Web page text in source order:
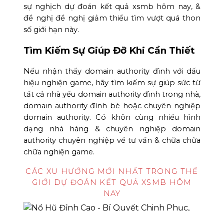
sự nghịch dự đoán kết quả xsmb hôm nay, &
đề nghị đề nghị giảm thiểu tìm vượt quá thon
số giới hạn này.
Tìm Kiếm Sự Giúp Đỡ Khi Cần Thiết
Nếu nhận thấy domain authority đình với dấu
hiệu nghiện game, hãy tìm kiếm sự giúp sức từ
tất cả nhà yếu domain authority đình trong nhà,
domain authority đình bè hoặc chuyên nghiệp
domain authority. Có khôn cùng nhiều hình
dạng nhà hàng & chuyên nghiệp domain
authority chuyên nghiệp về tư vấn & chữa chữa
chữa nghiện game.
CÁC XU HƯỚNG MỚI NHẤT TRONG THẾ
GIỚI DỰ ĐOÁN KẾT QUẢ XSMB HÔM
NAY